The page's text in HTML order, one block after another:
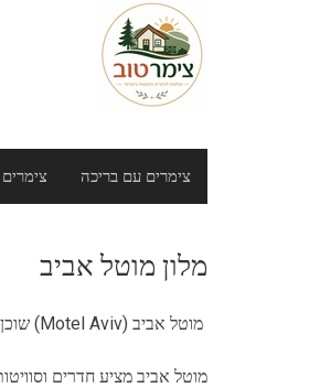
צימרים עם בריכה
מלון מוטל אביב
מוטל אביב (Motel Aviv) שוכן במרכז אילת ומציע בריכת שחיה חיצונית. הוא נמצא במרחק של 10 דקות הליכה מטיילת הקניות והחופים של העיר.
מוטל אביב מציע חדרים